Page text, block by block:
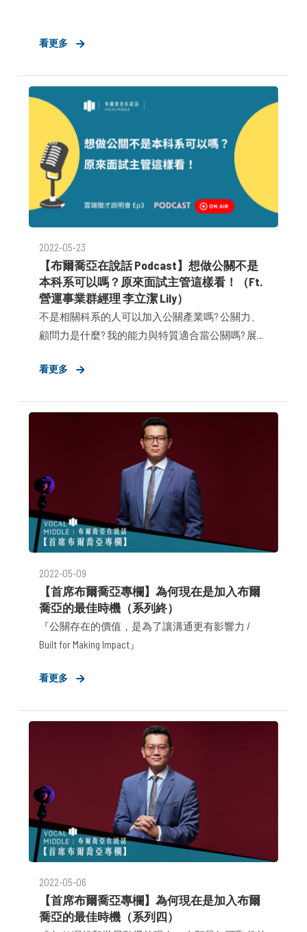
看更多
2022-05-23
【布爾喬亞在說話 Podcast】想做公關不是
本科系可以嗎？原來面試主管這樣看！（Ft.
營運事業群經理 李立潔 Lily）
不是相關科系的人可以加入公關產業嗎? 公關力、
顧問力是什麼? 我的能力與特質適合當公關嗎? 展望
想? 如何判斷人才? 職涯發展與定位居然跟戀愛關係
看更多
2022-05-09
【首席布爾喬亞專欄】為何現在是加入布爾
喬亞的最佳時機（系列終）
『公關存在的價值，是為了讓溝通更有影響力 /
Built for Making Impact』
看更多
2022-05-06
【首席布爾喬亞專欄】為何現在是加入布爾
喬亞的最佳時機（系列四）